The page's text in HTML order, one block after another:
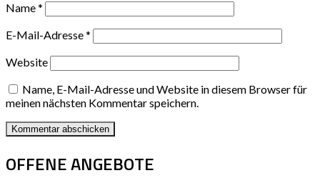
Name*
E-Mail-Adresse*
Website
Name, E-Mail-Adresse und Website in diesem Browser für
meinen nächsten Kommentar speichern.
OFFENE ANGEBOTE